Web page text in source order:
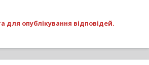
для опублікування відповідей.